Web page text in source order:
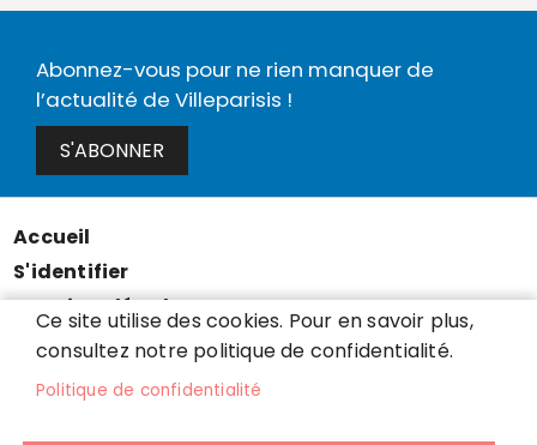
Abonnez-vous pour ne rien manquer de
l’actualité de Villeparisis !
S'ABONNER
Menu
Pied
de
page
Accueil
S'identifier
Mentions légales
Données personnelles
Accessibilité : partiellement conforme
Ce site utilise des cookies. Pour en savoir plus,
consultez notre politique de confidentialité.
Politique de confidentialité